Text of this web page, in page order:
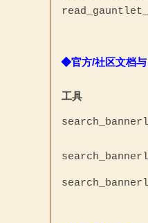
◆官方/社区文档
工具